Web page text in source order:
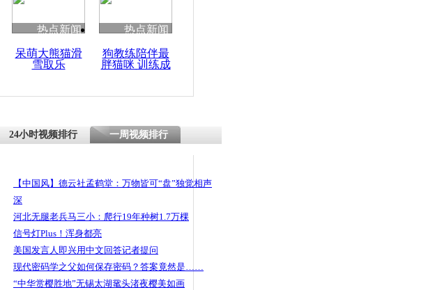
热点新闻
呆萌大熊猫滑
雪取乐
热点新闻
狗教练陪伴最
胖猫咪 训练成
24小时视频排行 一周视频排行
【中国风】德云社孟鹤堂：万物皆可“盘”独觉相声
深
河北无腿老兵马三小：爬行19年种树1.7万棵
信号灯Plus！浑身都亮
美国发言人即兴用中文回答记者提问
现代密码学之父如何保存密码？答案竟然是……
“中华赏樱胜地”无锡太湖鼋头渚夜樱美如画